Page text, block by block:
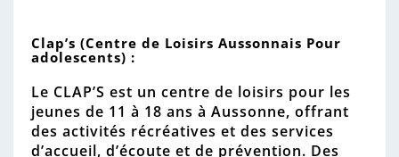
Clap’s (Centre de Loisirs Aussonnais Pour
adolescents) :
Le CLAP’S est un centre de loisirs pour les
jeunes de 11 à 18 ans à Aussonne, offrant
des activités récréatives et des services
d’accueil, d’écoute et de prévention. Des